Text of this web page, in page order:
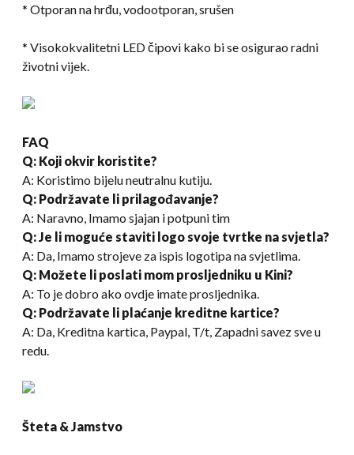
* Otporan na hrđu, vodootporan, srušen
* Visokokvalitetni LED čipovi kako bi se osigurao radni
životni vijek.
FAQ
Q: Koji okvir koristite?
A: Koristimo bijelu neutralnu kutiju.
Q: Podržavate li prilagođavanje?
A: Naravno, Imamo sjajan i potpuni tim
Q: Je li moguće staviti logo svoje tvrtke na svjetla?
A: Da, Imamo strojeve za ispis logotipa na svjetlima.
Q: Možete li poslati mom prosljedniku u Kini?
A: To je dobro ako ovdje imate prosljednika.
Q: Podržavate li plaćanje kreditne kartice?
A: Da, Kreditna kartica, Paypal, T/t, Zapadni savez sve u
redu.
Šteta & Jamstvo